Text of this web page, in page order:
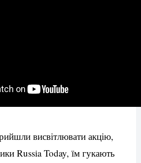
висвітлювати акцію,
Russia Today, їм гукають